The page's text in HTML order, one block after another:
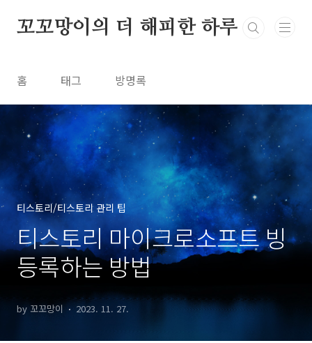
꼬꼬망이의 더 해피한 하루
홈 태그 방명록
티스토리/티스토리 관리 팁
티스토리 마이크로소프트 빙
등록하는 방법
by 꼬꼬망이 2023. 11. 27.